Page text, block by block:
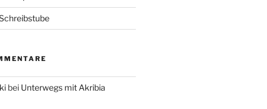
bei Unterwegs mit Akribia